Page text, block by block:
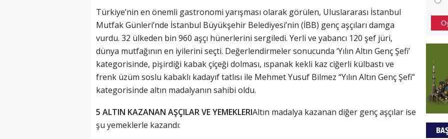
Türkiye’nin en önemli gastronomi yarışması olarak görülen, Uluslararası İstanbul
Mutfak Günleri’nde İstanbul Büyükşehir Belediyesi’nin (İBB) genç aşçıları damga
vurdu. 32 ülkeden bin 960 aşçı hünerlerini sergiledi. Yerli ve yabancı 120 şef jüri,
dünya mutfağının en iyilerini seçti. Değerlendirmeler sonucunda ‘Yılın Altın Genç Şefi’
kategorisinde, pişirdiği kabak çiçeği dolması, ıspanak kekli kaz ciğerli külbastı ve
frenk üzüm soslu kabaklı kadayıf tatlısı ile Mehmet Yusuf Bilmez “Yılın Altın Genç Şefi”
kategorisinde altın madalyanın sahibi oldu.
5 ALTIN KAZANAN AŞÇILAR VE YEMEKLERIAltın madalya kazanan diğer genç aşçılar ise
şu yemeklerle kazandı: